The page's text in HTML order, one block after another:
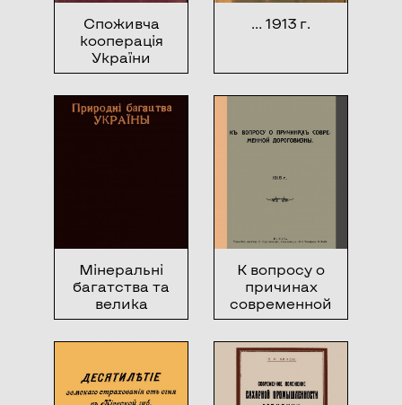
Споживча
кооперація
України
… 1913 г.
Мінеральні
багатства та
велика
промисловість
України
К вопросу о
причинах
современной
дороговизны